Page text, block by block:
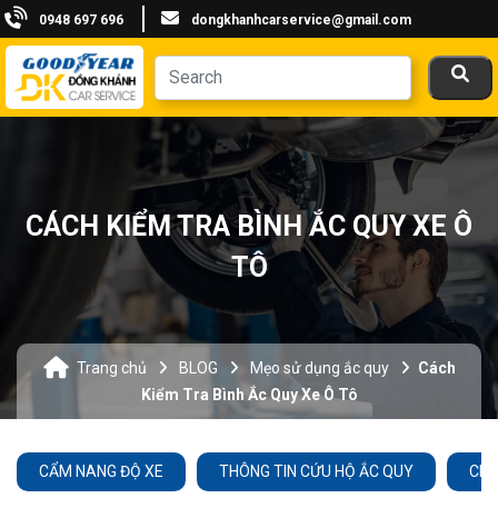
0948 697 696 dongkhanhcarservice@gmail.com
CÁCH KIỂM TRA BÌNH ẮC QUY XE Ô
TÔ
Trang chủ BLOG Mẹo sử dụng ắc quy
Cách
Kiểm Tra Bình Ắc Quy Xe Ô Tô
CẨM NANG ĐỘ XE THÔNG TIN CỨU HỘ ẮC QUY